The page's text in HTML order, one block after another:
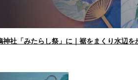
社「みたらし祭」に｜裾をまくり水辺を